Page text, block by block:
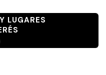
LUGARES